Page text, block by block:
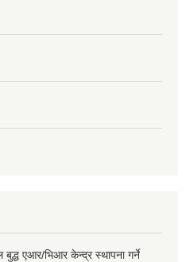
बुद्ध एआर/भिआर केन्द्र स्थापना गर्ने